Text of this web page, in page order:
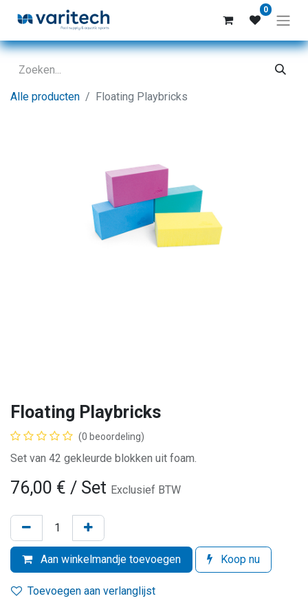
0
Alle producten Floating Playbricks
Floating Playbricks
(0 beoordeling)
Set van 42 gekleurde blokken uit foam.
76,00 € / Set Exclusief BTW
Aan winkelmandje toevoegen Koop nu
Toevoegen aan verlanglijst